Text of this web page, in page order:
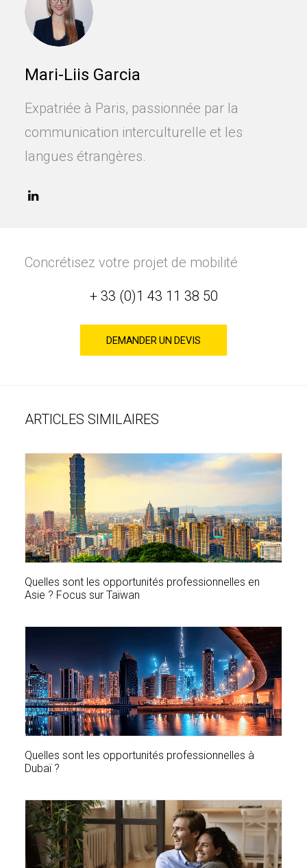
Mari-Liis Garcia
Expatriée à Paris, passionnée par la
communication interculturelle et les
langues étrangères.
Concrétisez votre projet de mobilité
+ 33 (0)1 43 11 38 50
DEMANDER UN DEVIS
ARTICLES SIMILAIRES
Quelles sont les opportunités professionnelles en
Asie ? Focus sur Taïwan
Quelles sont les opportunités professionnelles à
Dubaï ?